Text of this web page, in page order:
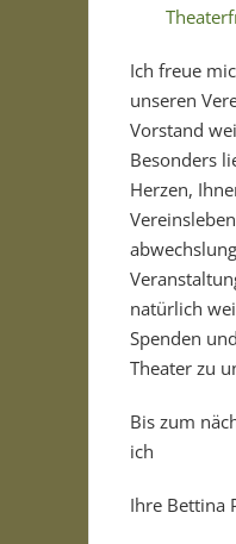
Ich freue
unseren
Vorstand
Besonders
Herzen,
natürlich
Spenden
Theater zu
Bis zum
ich
Ihre Bettina